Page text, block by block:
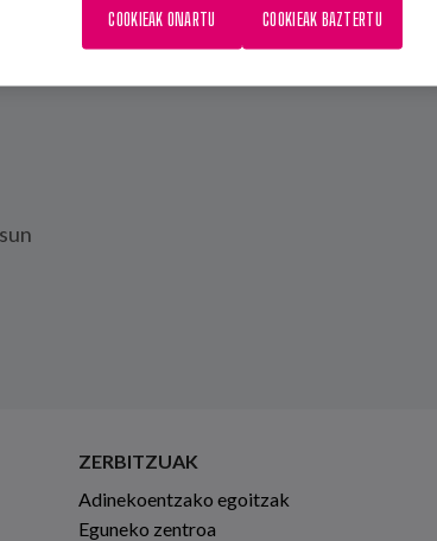
ZERBITZUAK
Adinekoentzako egoitzak
Eguneko zentroa
COOKIEAK BAZTERTU
COOKIEAK ONARTU